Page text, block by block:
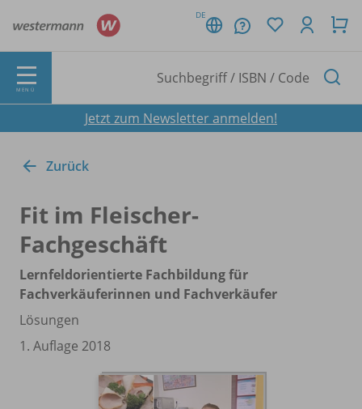
DE
MENÜ
Jetzt zum Newsletter anmelden!
Zurück
Fit im Fleischer-
Fachgeschäft
Lernfeldorientierte Fachbildung für
Fachverkäuferinnen und Fachverkäufer
Lösungen
1. Auflage 2018